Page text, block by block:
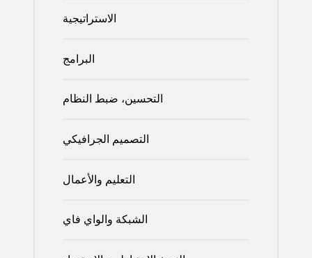
الاستراتيجية
البرامج
التحسين، ضبط النظام
التصميم الجرافيكي
التعليم والأعمال
الشبكة والواي فاي